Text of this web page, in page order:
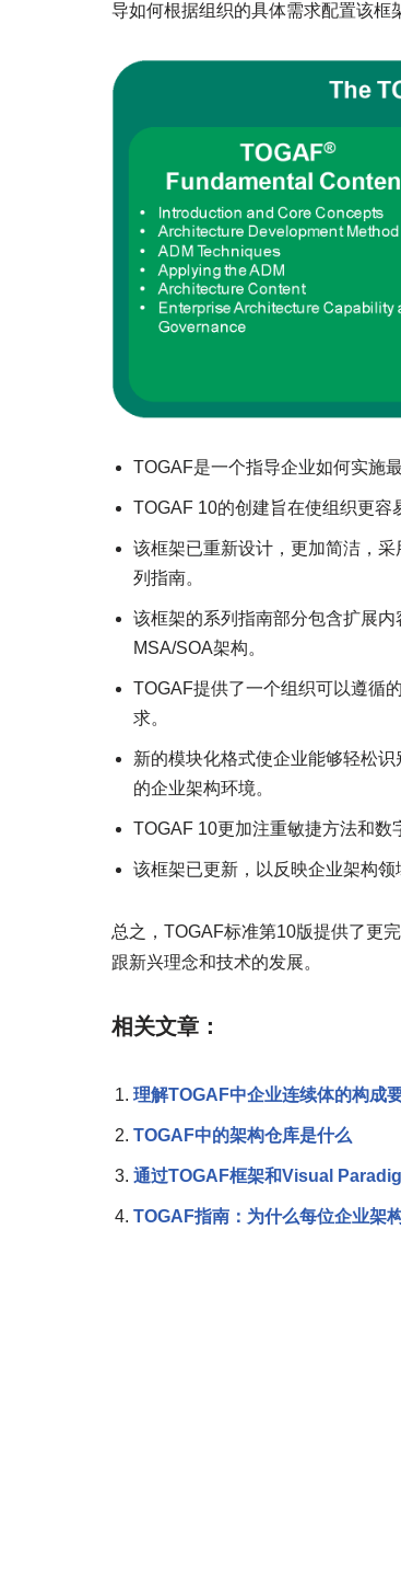
导如何根据组织的具体需求配置该框
TOGAF是一个指导企业如何实施
TOGAF 10的创建旨在使组织更容
该框架已重新设计，更加简洁，
列指南。
该框架的系列指南部分包含扩展
MSA/SOA架构。
TOGAF提供了一个组织可以遵循
求。
新的模块化格式使企业能够轻松
的企业架构环境。
TOGAF 10更加注重敏捷方法和数
该框架已更新，以反映企业架构
总之，TOGAF标准第10版提供了更
跟新兴理念和技术的发展。
相关文章：
理解TOGAF中企业连续体的构成
TOGAF中的架构仓库是什么
通过TOGAF框架和Visual
TOGAF指南：为什么每位企业架